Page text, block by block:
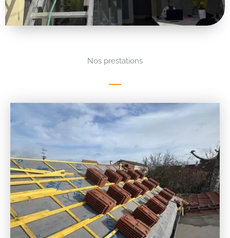
Nos prestations